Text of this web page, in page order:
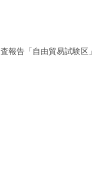
報告「自由貿易試験区」